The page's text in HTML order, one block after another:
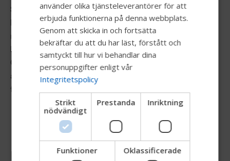
Stealth knappbrytare är en mångsidig och lättanvänd
brytare för inmatning. Tack vare den enkla
monteringskonsolen och den traditionella 3,5 mm-
kontakten kan brytaren användas med Permobil Total
Control huvudstyrning, Omni-skärmen och en mängd
andra alternativa drivsystem. Finns i svart – ytterligare
färger är tillgängliga som tillval.
Resurser
DUTCH
GERMAN
DANISH
CHINESE (SIMPLIFIED)
ITALIAN
SPANISH
använder olika tjänsteleverantörer för att
erbjuda funktionerna på denna webbplats.
Genom att skicka in och fortsätta
bekräftar du att du har läst, förstått och
samtyckt till hur vi behandlar dina
personuppgifter enligt vår
Integritetspolicy
Strikt
nödvändigt
Prestanda Inriktning
Funktioner Oklassificerade